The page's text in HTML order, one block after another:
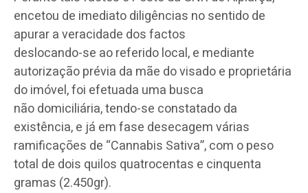
encetou de imediato diligências no sentido de
apurar a veracidade dos factos
deslocando-se ao referido local, e mediante
autorização prévia da mãe do visado e proprietária
do imóvel, foi efetuada uma busca
não domiciliária, tendo-se constatado da
existência, e já em fase desecagem várias
ramificações de “Cannabis Sativa”, com o peso
total de dois quilos quatrocentas e cinquenta
gramas (2.450gr).